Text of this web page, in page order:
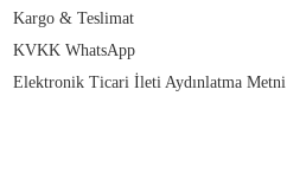
Kargo & Teslimat
KVKK WhatsApp
Elektronik Ticari İleti Aydınlatma Metni